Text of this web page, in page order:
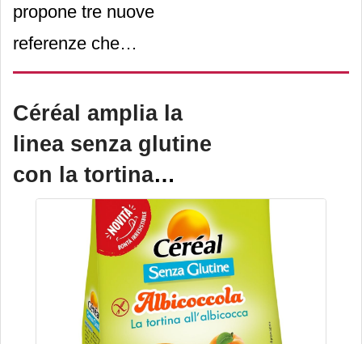
propone tre nuove
referenze che
reinterpretano il gusto
fresco e intenso dellimone
Müller Mix Soffio Mousse
al limone più gocce
croccanti, Müller Intero
gusto limone, Müller Kefir
da bere al limone.
Céréal amplia la
linea senza glutine
con la tortina
all’albicocca